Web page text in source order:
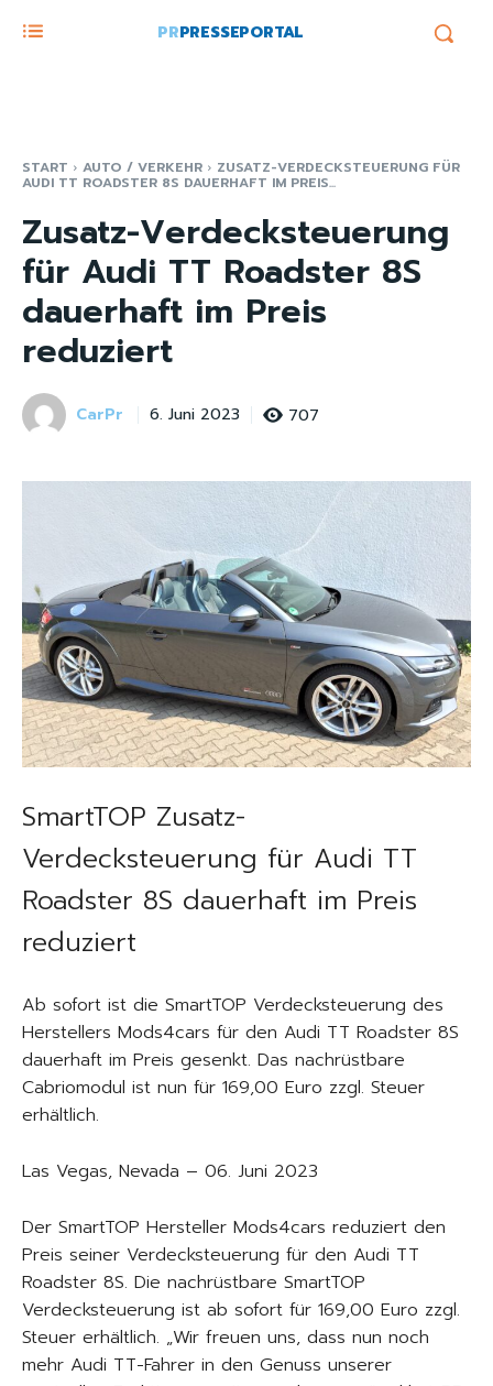
PRPRESSEPORTAL
START AUTO / VERKEHR ZUSATZ-VERDECKSTEUERUNG FÜR
AUDI TT ROADSTER 8S DAUERHAFT IM PREIS...
Zusatz-Verdecksteuerung
für Audi TT Roadster 8S
dauerhaft im Preis
reduziert
CarPr 6. Juni 2023 707
SmartTOP Zusatz-
Verdecksteuerung für Audi TT
Roadster 8S dauerhaft im Preis
reduziert
Ab sofort ist die SmartTOP Verdecksteuerung des
Herstellers Mods4cars für den Audi TT Roadster 8S
dauerhaft im Preis gesenkt. Das nachrüstbare
Cabriomodul ist nun für 169,00 Euro zzgl. Steuer
erhältlich.
Las Vegas, Nevada – 06. Juni 2023
Der SmartTOP Hersteller Mods4cars reduziert den
Preis seiner Verdecksteuerung für den Audi TT
Roadster 8S. Die nachrüstbare SmartTOP
Verdecksteuerung ist ab sofort für 169,00 Euro zzgl.
Steuer erhältlich. „Wir freuen uns, dass nun noch
mehr Audi TT-Fahrer in den Genuss unserer